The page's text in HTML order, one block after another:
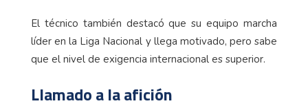
El técnico también destacó que su equipo marcha
líder en la Liga Nacional y llega motivado, pero sabe
que el nivel de exigencia internacional es superior.
Llamado a la afición